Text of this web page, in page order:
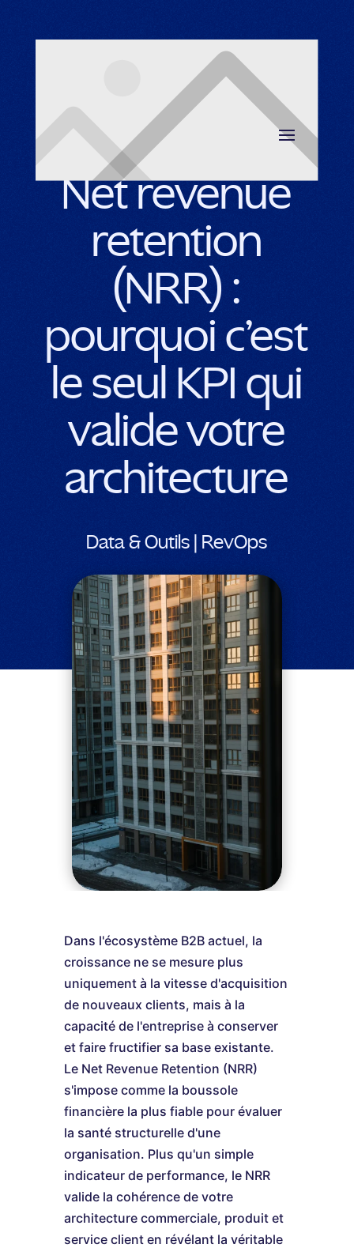
Retour au blog
Net revenue
retention
(NRR) :
pourquoi c’est
le seul KPI qui
valide votre
architecture
Data & Outils | RevOps
Dans l'écosystème B2B actuel, la
croissance ne se mesure plus
uniquement à la vitesse d'acquisition
de nouveaux clients, mais à la
capacité de l'entreprise à conserver
et faire fructifier sa base existante.
Le Net Revenue Retention (NRR)
s'impose comme la boussole
financière la plus fiable pour évaluer
la santé structurelle d'une
organisation. Plus qu'un simple
indicateur de performance, le NRR
valide la cohérence de votre
architecture commerciale, produit et
service client en révélant la véritable